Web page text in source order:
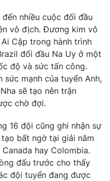
video
Thể thao
động sản
lòng Việt
nhiều cuộc đối đầu
vô địch. Đương kim vô
Cập trong hành trình
đối đầu Na Uy ở một
độ và sức tấn công.
sức mạnh của tuyển Anh,
sẽ tạo nên trận
chờ đợi.
16 đội cũng ghi nhận sự
bất ngờ tại giải năm
hay Colombia.
đấu trước cho thấy
đội tuyển đang được